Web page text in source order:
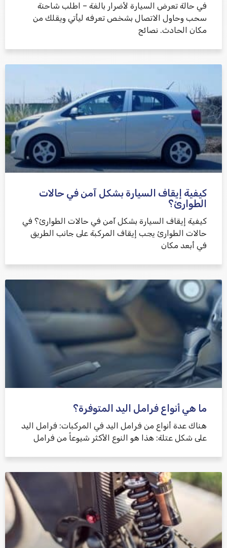
في حالة تعرض السيارة لأضرار بالغة – اطلب شاحنة
سحب وحاول الاتصال بشخص تعرفه ليأتي ويقلك من
مكان الحادث. نصائح
كيفية إيقاف السيارة بشكل آمن في حالات
الطوارئ؟
كيفية إيقاف السيارة بشكل آمن في حالات الطوارئ؟ في
حالات الطوارئ يجب إيقاف المركبة على جانب الطريق
في أبعد مكان
ما هي أنواع فرامل اليد المتوفرة؟
هناك عدة أنواع من فرامل اليد في المركبات: فرامل اليد
على شكل عتلة: هذا هو النوع الأكثر شيوعاً من فرامل